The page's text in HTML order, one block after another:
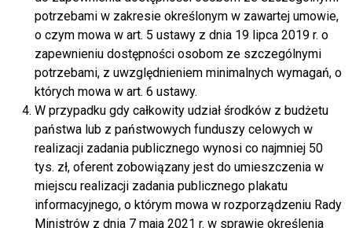
potrzebami w zakresie określonym w zawartej umowie,
o czym mowa w art. 5 ustawy z dnia 19 lipca 2019 r. o
zapewnieniu dostępności osobom ze szczególnymi
potrzebami, z uwzględnieniem minimalnych wymagań, o
których mowa w art. 6 ustawy.
W przypadku gdy całkowity udział środków z budżetu
państwa lub z państwowych funduszy celowych w
realizacji zadania publicznego wynosi co najmniej 50
tys. zł, oferent zobowiązany jest do umieszczenia w
miejscu realizacji zadania publicznego plakatu
informacyjnego, o którym mowa w rozporządzeniu Rady
Ministrów z dnia 7 maja 2021 r. w sprawie określenia